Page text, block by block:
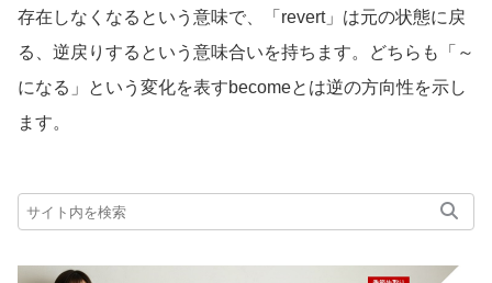
存在しなくなるという意味で、「revert」は元の状態に戻
る、逆戻りするという意味合いを持ちます。どちらも「～
になる」という変化を表すbecomeとは逆の方向性を示し
ます。